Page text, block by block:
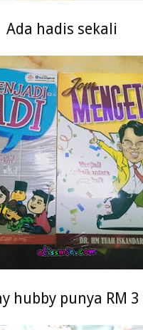
Ada hadis sekali
hubby punya RM